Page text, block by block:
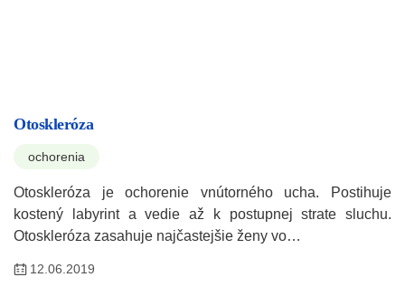
Otoskleróza
ochorenia
Otoskleróza je ochorenie vnútorného ucha. Postihuje
kostený labyrint a vedie až k postupnej strate sluchu.
Otoskleróza zasahuje najčastejšie ženy vo…
12.06.2019